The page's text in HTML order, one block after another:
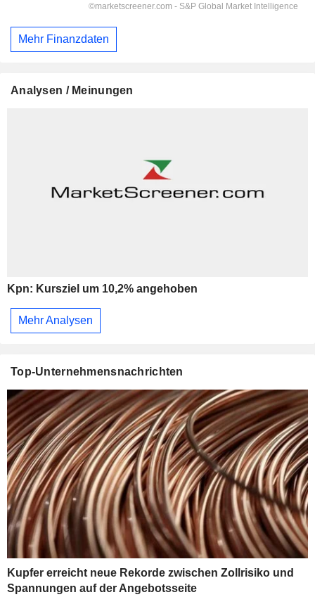
Mehr Finanzdaten
Analysen / Meinungen
Kpn: Kursziel um 10,2% angehoben
Mehr Analysen
Top-Unternehmensnachrichten
Kupfer erreicht neue Rekorde zwischen Zollrisiko und
Spannungen auf der Angebotsseite